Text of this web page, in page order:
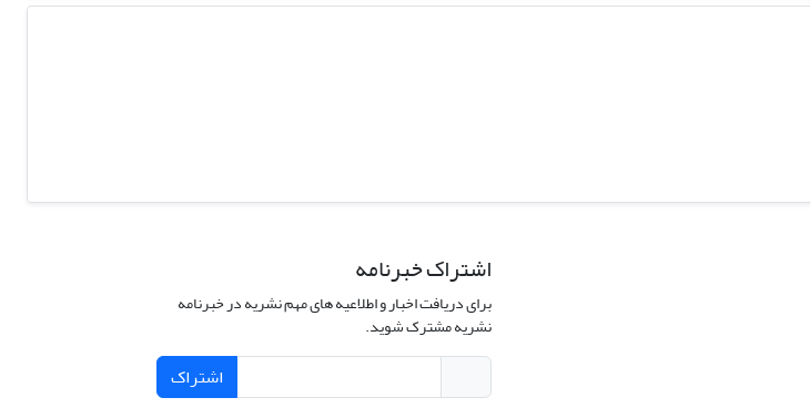
اشتراک خبرنامه
برای دریافت اخبار و اطلاعیه های مهم نشریه در خبرنامه
نشریه مشترک شوید.
اشتراک